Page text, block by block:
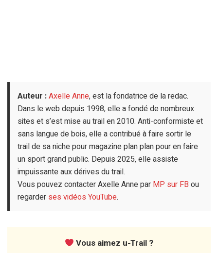
Auteur :Axelle Anne, est la fondatrice de la redac.
Dans le web depuis 1998, elle a fondé de nombreux
sites et s’est mise au trail en 2010. Anti-conformiste et
sans langue de bois, elle a contribué à faire sortir le
trail de sa niche pour magazine plan plan pour en faire
un sport grand public. Depuis 2025, elle assiste
impuissante aux dérives du trail.
Vous pouvez contacter Axelle Anne par MP sur FB ou
regarder ses vidéos YouTube.
Vous aimez u-Trail ?